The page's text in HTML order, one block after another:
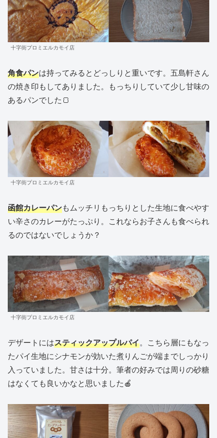
十字街プロミエルカモイ店
角食パンは持ってみるとどっしりと重いです。五島軒さん
の焼き印もしてありました。もっちりしていて少し甘味の
あるパンでした🍞
十字街プロミエルカモイ店
函館カレーパンもムッチリもっちりとした生地に食べやす
い辛さのカレーがたっぷり。これならお子さんも食べられ
るのではないでしょうか？
十字街プロミエルカモイ店
デザートにはスティックアップルパイ。こちら層にもなっ
たパイ生地にシナモンが効いた煮りんごが端までしっかり
入っていました。甘さは十分。筆者の好みでは周りの砂糖
はなくても良いかなと思いました🍎